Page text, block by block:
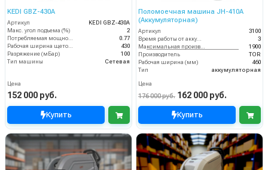
KEDI GBZ-430A
Артикул
KEDI GBZ-430A
Макс. угол подъема (%)
2
Потребляемая мощность (кВт)
0.77
Рабочая ширина щеток (мм)
430
Разряжение (мБар)
100
Тип машины
Сетевая
Цена
152 000 руб.
Купить
Поломоечная машина JH-410A
(Аккумуляторная)
Артикул
3100
Время работы от аккумуляторов (ч)
3
Максимальная производительность (кв.м/час)
1900
Производитель
TOR
Рабочая ширина (мм)
460
Тип
аккумуляторная
Цена
176 000 руб. 162 000 руб.
Купить